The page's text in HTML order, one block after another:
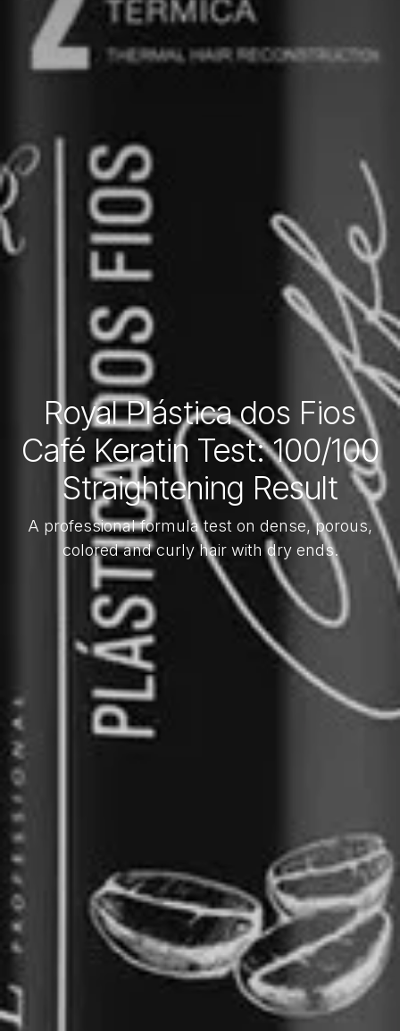
Royal Plástica dos Fios
Café Keratin Test: 100/100
Straightening Result
A professional formula test on dense, porous,
colored and curly hair with dry ends.